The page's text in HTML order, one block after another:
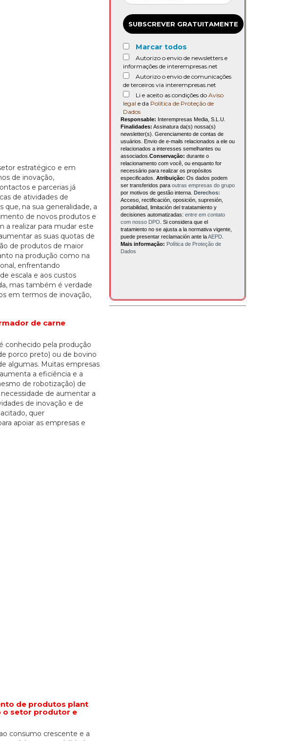
estratégico e em
de inovação,
e parcerias já
de atividades de
na sua generalidade, a
de novos produtos e
a realizar para mudar este
as suas quotas de
de produtos de maior
na produção como na
enfrentando
escala e aos custos
mas também é verdade
em termos de inovação,
de carne
conhecido pela produção
porco preto) ou de bovino
algumas. Muitas empresas
a eficiência e a
de robotização) de
de aumentar a
de inovação e de
quer
apoiar as empresas e
de produtos plant
o setor produtor e
consumo crescente e a
SUBSCREVER GRATUITAMENTE
Marcar todos
Autorizo o envio de newsletters e
informações de interempresas.net
Autorizo o envio de comunicações
de terceiros via interempresas.net
Li e aceito as condições do Aviso
legal e da Política de Proteção de
Dados
Responsable: Interempresas Media, S.L.U.
Finalidades: Assinatura da(s) nossa(s)
newsletter(s). Gerenciamento de contas de
usuários. Envio de e-mails relacionados a ele ou
relacionados a interesses semelhantes ou
associados. Conservação: durante o
relacionamento com você, ou enquanto for
necessário para realizar os propósitos
especificados. Atribuição: Os dados podem
ser transferidos para outras empresas do grupo
por motivos de gestão interna.
Derechos:
Acceso, rectificación, oposición, supresión,
portabilidad, limitación del tratatamiento y
decisiones automatizadas: entre em contato
com nosso DPO . Si considera que el
tratamiento no se ajusta a la normativa vigente,
puede presentar reclamación ante laAEPD
Mais informação: Política de Proteção de
Dados